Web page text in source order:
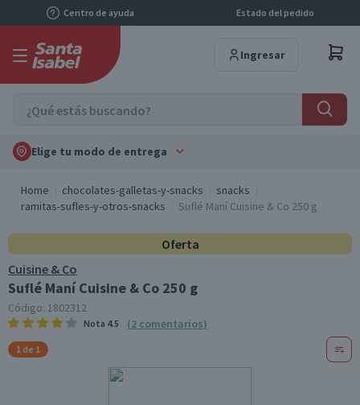
Centro de ayuda Estado del pedido
Ingresar
Elige tu modo de entrega
Home chocolates-galletas-y-snacks
snacks
ramitas-sufles-y-otros-snacks
Suflé Maní Cuisine & Co 250 g
Oferta
Cuisine & Co
Suflé Maní Cuisine & Co 250 g
Código: 1802312
Nota 4.5 (2 comentarios)
1 de 1